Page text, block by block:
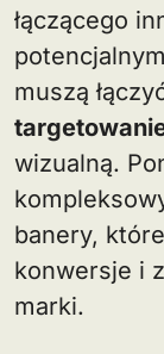
łączącego
muszą
wizualną.
banery,
konwersje i
marki.